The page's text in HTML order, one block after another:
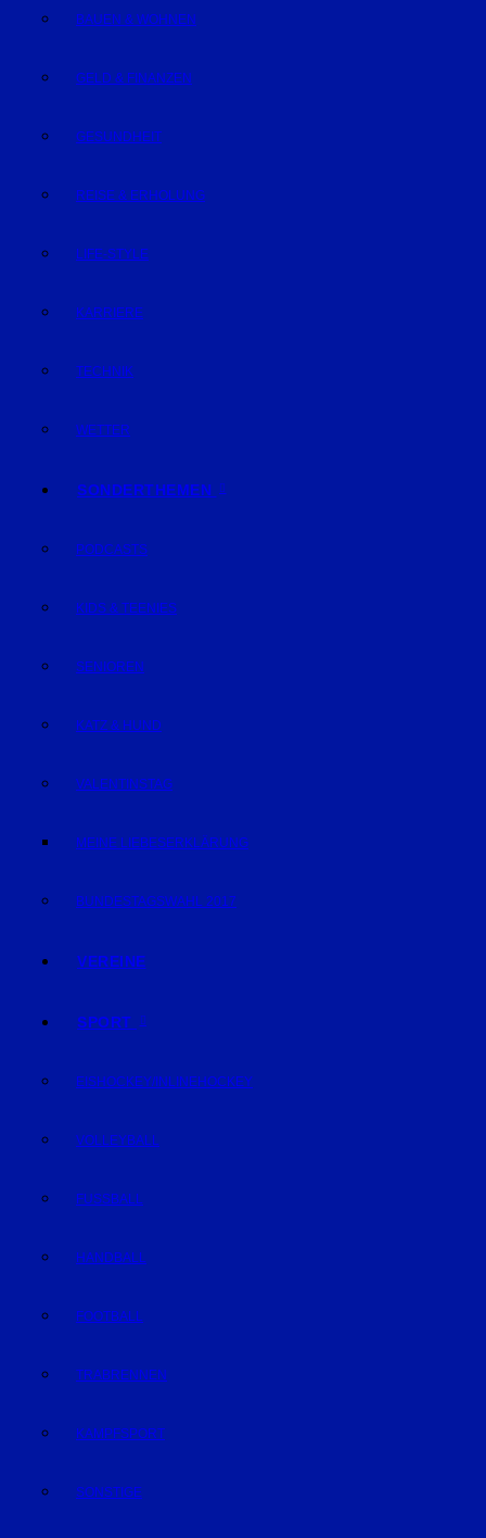
BAUEN & WOHNEN
GELD & FINANZEN
GESUNDHEIT
REISE & ERHOLUNG
LIFE-STYLE
KARRIERE
TECHNIK
WETTER
SONDERTHEMEN
PODCASTS
KIDS & TEENIES
SENIOREN
KATZ & HUND
VALENTINSTAG
MEINE LIEBESERKLÄRUNG
BUNDESTAGSWAHL 2017
VEREINE
SPORT
EISHOCKEY/INLINEHOCKEY
VOLLEYBALL
FUSSBALL
HANDBALL
FOOTBALL
TRABRENNEN
KAMPFSPORT
SONSTIGE